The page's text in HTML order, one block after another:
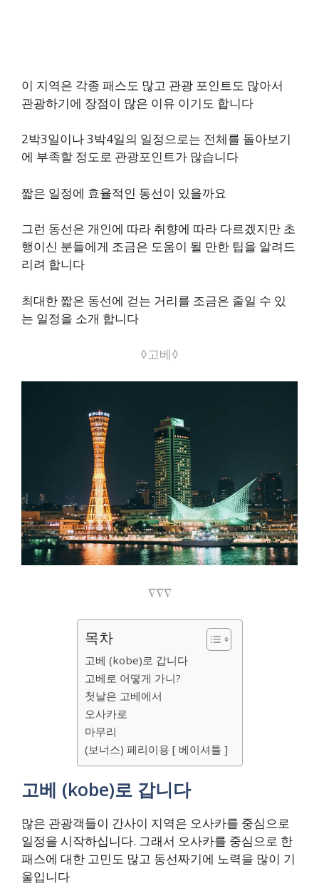
이 지역은 각종 패스도 많고 관광 포인트도 많아서
관광하기에 장점이 많은 이유 이기도 합니다
2박3일이나 3박4일의 일정으로는 전체를 돌아보기
에 부족할 정도로 관광포인트가 많습니다
짧은 일정에 효율적인 동선이 있을까요
그런 동선은 개인에 따라 취향에 따라 다르겠지만 초
행이신 분들에게 조금은 도움이 될 만한 팁을 알려드
리려 합니다
최대한 짧은 동선에 걷는 거리를 조금은 줄일 수 있
는 일정을 소개 합니다
◊고베◊
∇∇∇
목차
고베 (kobe)로 갑니다
고베로 어떻게 가니?
첫날은 고베에서
오사카로
마무리
(보너스) 페리이용 [ 베이셔틀 ]
고베 (kobe)로 갑니다
많은 관광객들이 간사이 지역은 오사카를 중심으로
일정을 시작하십니다. 그래서 오사카를 중심으로 한
패스에 대한 고민도 많고 동선짜기에 노력을 많이 기
울입니다